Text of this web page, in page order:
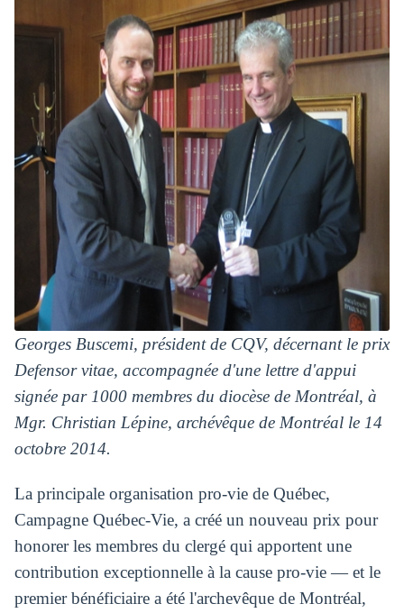
Georges Buscemi, président de CQV, décernant le prix
Defensor vitae, accompagnée d'une lettre d'appui
signée par 1000 membres du diocèse de Montréal, à
Mgr. Christian Lépine, archévêque de Montréal le 14
octobre 2014.
La principale organisation pro-vie de Québec,
Campagne Québec-Vie, a créé un nouveau prix pour
honorer les membres du clergé qui apportent une
contribution exceptionnelle à la cause pro-vie — et le
premier bénéficiaire a été l'archevêque de Montréal,